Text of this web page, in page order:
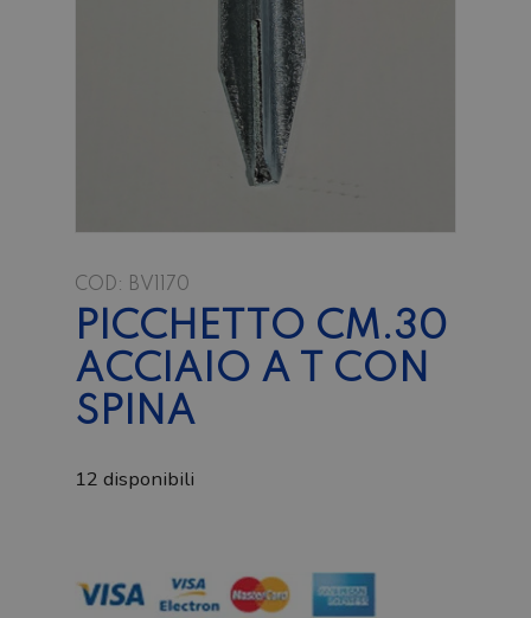
COD: BV1170
PICCHETTO CM.30
ACCIAIO A T CON
SPINA
12 disponibili
acciaio